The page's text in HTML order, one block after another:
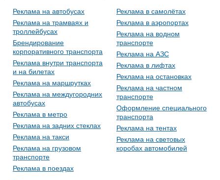
Реклама на автобусах
Реклама на трамваях и
троллейбусах
Брендирование
корпоративного транспорта
Реклама внутри транспорта
и на билетах
Реклама на маршрутках
Реклама на междугородних
автобусах
Реклама в метро
Реклама на задних стеклах
Реклама на такси
Реклама на грузовом
транспорте
Реклама в поездах
Реклама в самолётах
Реклама в аэропортах
Реклама на водном
транспорте
Реклама на АЗС
Реклама в лифтах
Реклама на остановках
Реклама на частном
транспорте
Оформление специального
транспорта
Реклама на тентах
Реклама на световых
коробах автомобилей